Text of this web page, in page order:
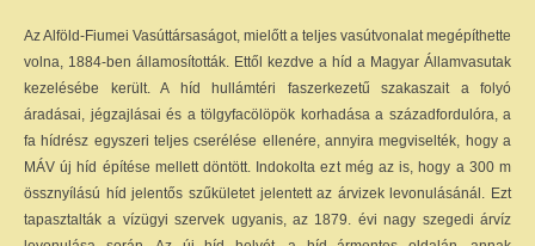
Az Alföld-Fiumei Vasúttársaságot, mielőtt a teljes vasútvonalat megépíthette
volna, 1884-ben államosították. Ettől kezdve a híd a Magyar Államvasutak
kezelésébe került. A híd hullámtéri faszerkezetű szakaszait a folyó
áradásai, jégzajlásai és a tölgyfacölöpök korhadása a századfordulóra, a
fa hídrész egyszeri teljes cserélése ellenére, annyira megviselték, hogy a
MÁV új híd építése mellett döntött. Indokolta ezt még az is, hogy a 300 m
össznyílású híd jelentős szűkületet jelentett az árvizek levonulásánál. Ezt
tapasztalták a vízügyi szervek ugyanis, az 1879. évi nagy szegedi árvíz